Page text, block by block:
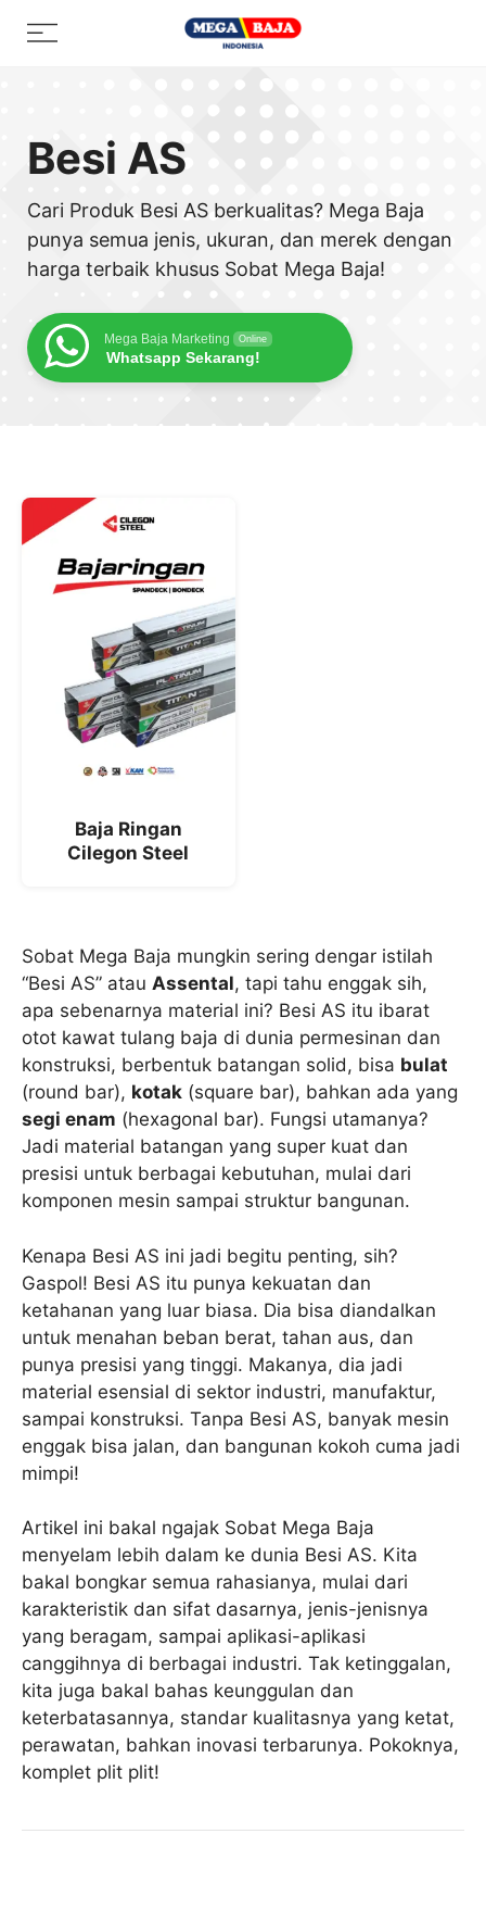
Menu
Besi AS
Cari Produk Besi AS berkualitas? Mega Baja
punya semua jenis, ukuran, dan merek dengan
harga terbaik khusus Sobat Mega Baja!
Mega Baja Marketing Online
Whatsapp Sekarang!
Baja Ringan
Cilegon Steel
Sobat Mega Baja mungkin sering dengar istilah
“Besi AS” atau Assental, tapi tahu enggak sih,
apa sebenarnya material ini? Besi AS itu ibarat
otot kawat tulang baja di dunia permesinan dan
konstruksi, berbentuk batangan solid, bisa bulat
(round bar), kotak (square bar), bahkan ada yang
segi enam (hexagonal bar). Fungsi utamanya?
Jadi material batangan yang super kuat dan
presisi untuk berbagai kebutuhan, mulai dari
komponen mesin sampai struktur bangunan.
Kenapa Besi AS ini jadi begitu penting, sih?
Gaspol! Besi AS itu punya kekuatan dan
ketahanan yang luar biasa. Dia bisa diandalkan
untuk menahan beban berat, tahan aus, dan
punya presisi yang tinggi. Makanya, dia jadi
material esensial di sektor industri, manufaktur,
sampai konstruksi. Tanpa Besi AS, banyak mesin
enggak bisa jalan, dan bangunan kokoh cuma jadi
mimpi!
Artikel ini bakal ngajak Sobat Mega Baja
menyelam lebih dalam ke dunia Besi AS. Kita
bakal bongkar semua rahasianya, mulai dari
karakteristik dan sifat dasarnya, jenis-jenisnya
yang beragam, sampai aplikasi-aplikasi
canggihnya di berbagai industri. Tak ketinggalan,
kita juga bakal bahas keunggulan dan
keterbatasannya, standar kualitasnya yang ketat,
perawatan, bahkan inovasi terbarunya. Pokoknya,
komplet plit plit!